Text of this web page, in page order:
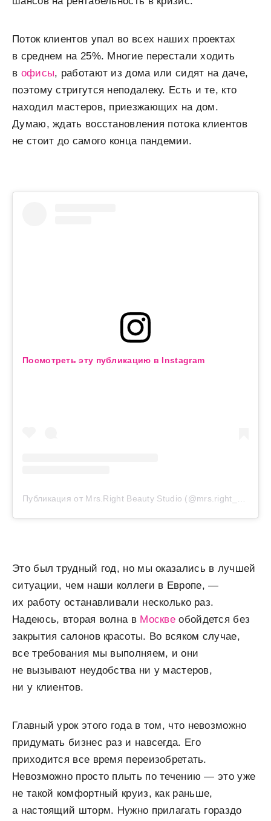
Поток клиентов упал во всех наших проектах
в среднем на 25%. Многие перестали ходить
в офисы, работают из дома или сидят на даче,
поэтому стригутся неподалеку. Есть и те, кто
находил мастеров, приезжающих на дом.
Думаю, ждать восстановления потока клиентов
не стоит до самого конца пандемии.
Посмотреть эту публикацию в Instagram
Публикация от Mrs.Right Beauty Studio (@mrs.right_official)
Это был трудный год, но мы оказались в лучшей
ситуации, чем наши коллеги в Европе, —
их работу останавливали несколько раз.
Надеюсь, вторая волна в Москве обойдется без
закрытия салонов красоты. Во всяком случае,
все требования мы выполняем, и они
не вызывают неудобства ни у мастеров,
ни у клиентов.
Главный урок этого года в том, что невозможно
придумать бизнес раз и навсегда. Его
приходится все время переизобретать.
Невозможно просто плыть по течению — это уже
не такой комфортный круиз, как раньше,
а настоящий шторм. Нужно прилагать гораздо